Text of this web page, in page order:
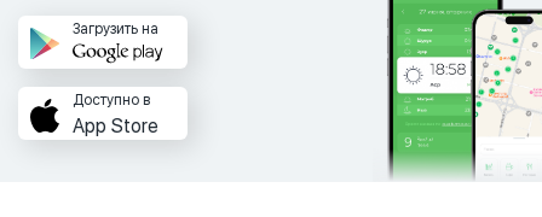
Загрузить на
Доступно в
App Store